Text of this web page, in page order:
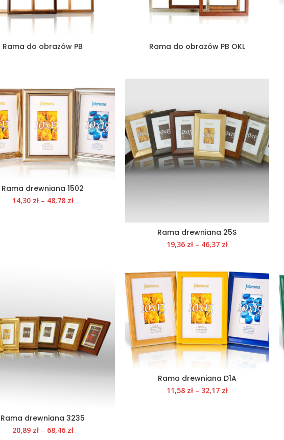
Rama do obrazów PB Rama do obrazów PB OKL
Rama drewniana 1502
14,30 zł – 48,78 zł
Rama drewniana 25S
19,36 zł – 46,37 zł
Rama drewniana 3235
20,89 zł – 68,46 zł
Rama drewniana D1A
11,58 zł – 32,17 zł